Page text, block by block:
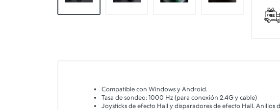
Compatible con Windows y Android.
Tasa de sondeo: 1000 Hz (para conexión 2.4G y cable)
Joysticks de efecto Hall y disparadores de efecto Hall. Anillos